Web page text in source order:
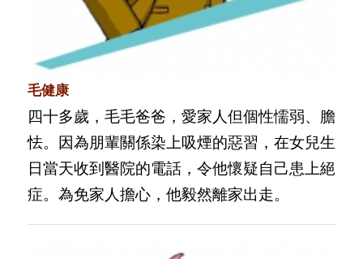
毛健康
四十多歲，毛毛爸爸，愛家人但個性懦弱、膽
怯。因為朋輩關係染上吸煙的惡習，在女兒生
日當天收到醫院的電話，令他懷疑自己患上絕
症。為免家人擔心，他毅然離家出走。